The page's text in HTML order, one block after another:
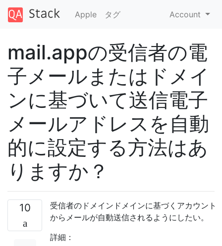
Apple タグ Account
mail.appの受信者の電
子メールまたはドメイ
ンに基づいて送信電子
メールアドレスを自動
的に設定する方法はあ
りますか？
10
受信者のドメインドメインに基づくアカウント
からメールが自動送信されるようにしたい。
詳細：